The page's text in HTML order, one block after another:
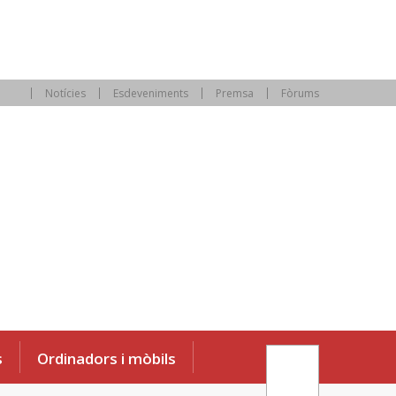
Notícies Esdeveniments Premsa Fòrums
Ordinadors i mòbils